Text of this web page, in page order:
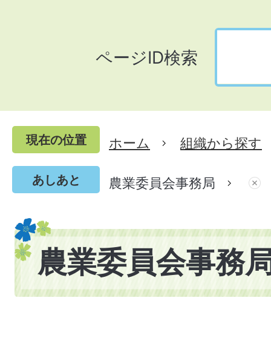
ページID検索
現在の位置 ホーム 組織から探す
あしあと 農業委員会事務局
農業委員会事務